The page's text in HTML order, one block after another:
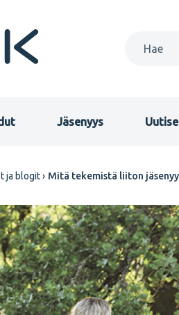
Jäsenyys
ja blogit Mitä tekemistä liiton